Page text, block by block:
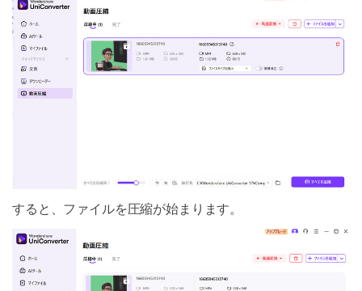
すると、ファイルを圧縮が始まります。